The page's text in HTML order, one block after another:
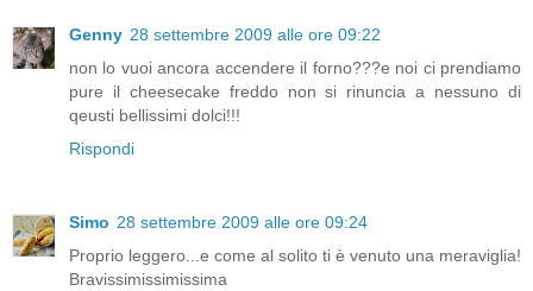
Genny 28 settembre 2009 alle ore 09:22
non lo vuoi ancora accendere il forno???e noi ci prendiamo
pure il cheesecake freddo non si rinuncia a nessuno di
qeusti bellissimi dolci!!!
Rispondi
Simo 28 settembre 2009 alle ore 09:24
Proprio leggero...e come al solito ti è venuto una meraviglia!
Bravissimissimissima